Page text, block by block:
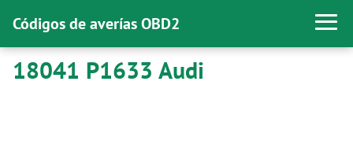
Códigos de averías OBD2
18041 P1633 Audi